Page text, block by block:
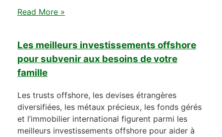
Read More »
Les meilleurs investissements offshore
pour subvenir aux besoins de votre
famille
Les trusts offshore, les devises étrangères
diversifiées, les métaux précieux, les fonds gérés
et l’immobilier international figurent parmi les
meilleurs investissements offshore pour aider à